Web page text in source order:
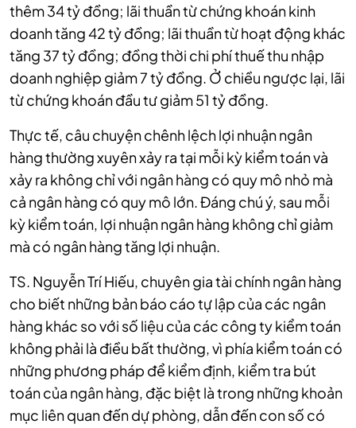
thêm 34 tỷ đồng; lãi thuần từ chứng khoán kinh
doanh tăng 42 tỷ đồng; lãi thuần từ hoạt động khác
tăng 37 tỷ đồng; đồng thời chi phí thuế thu nhập
doanh nghiệp giảm 7 tỷ đồng. Ở chiều ngược lại, lãi
từ chứng khoán đầu tư giảm 51 tỷ đồng.
Thực tế, câu chuyện chênh lệch lợi nhuận ngân
hàng thường xuyên xảy ra tại mỗi kỳ kiểm toán và
xảy ra không chỉ với ngân hàng có quy mô nhỏ mà
cả ngân hàng có quy mô lớn. Đáng chú ý, sau mỗi
kỳ kiểm toán, lợi nhuận ngân hàng không chỉ giảm
mà có ngân hàng tăng lợi nhuận.
TS. Nguyễn Trí Hiếu, chuyên gia tài chính ngân hàng
cho biết những bản báo cáo tự lập của các ngân
hàng khác so với số liệu của các công ty kiểm toán
không phải là điều bất thường, vì phía kiểm toán có
những phương pháp để kiểm định, kiểm tra bút
toán của ngân hàng, đặc biệt là trong những khoản
mục liên quan đến dự phòng, dẫn đến con số có